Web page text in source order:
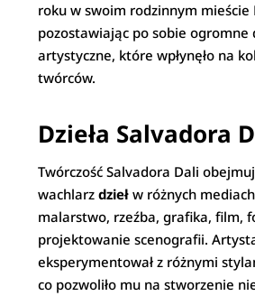
roku w swoim rodzinnym mieście
pozostawiając po sobie ogromne
artystyczne, które wpłynęło na
twórców.
Dzieła Salvadora
Twórczość Salvadora Dali
wachlarzdzieł w różnych
malarstwo, rzeźba, grafika, film,
projektowanie scenografii.
eksperymentował z różnymi
co pozwoliło mu na stworzenie